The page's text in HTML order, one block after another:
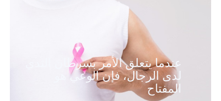
عندما يتعلق الأمر بسرطان الثدي
لدى الرجال، فإن الوعي هو
المفتاح